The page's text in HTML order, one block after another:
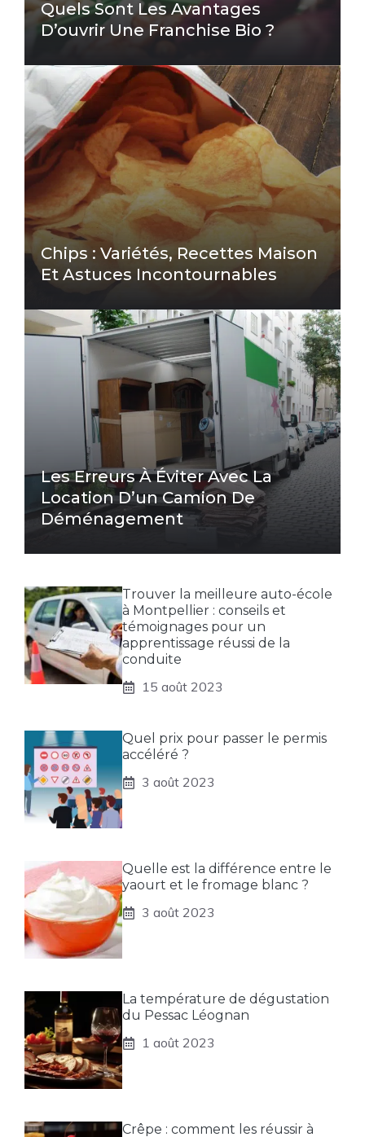
Quels Sont Les Avantages
D’ouvrir Une Franchise Bio ?
Chips : Variétés, Recettes Maison
Et Astuces Incontournables
Les Erreurs À Éviter Avec La
Location D’un Camion De
Déménagement
Trouver la meilleure auto-école
à Montpellier : conseils et
témoignages pour un
apprentissage réussi de la
conduite
15 août 2023
Quel prix pour passer le permis
accéléré ?
3 août 2023
Quelle est la différence entre le
yaourt et le fromage blanc ?
3 août 2023
La température de dégustation
du Pessac Léognan
1 août 2023
Crêpe : comment les réussir à